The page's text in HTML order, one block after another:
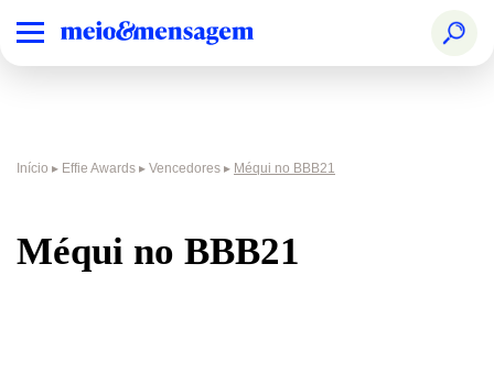
Início ▸ Effie Awards ▸ Vencedores ▸ Méqui no BBB21
Méqui no BBB21